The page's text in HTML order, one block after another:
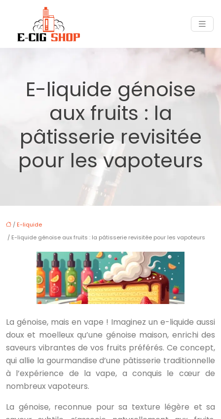
E-liquide génoise
aux fruits : la
pâtisserie revisitée
pour les vapoteurs
/ E-liquide
/ E-liquide génoise aux fruits : la pâtisserie revisitée pour les vapoteurs
La génoise, mais en vape ! Imaginez un e-liquide aussi
doux et moelleux qu’une génoise maison, enrichi des
saveurs vibrantes de vos fruits préférés. Ce concept,
qui allie la gourmandise d’une pâtisserie traditionnelle
à l’expérience de la vape, a conquis le cœur de
nombreux vapoteurs.
La génoise, reconnue pour sa texture légère et sa